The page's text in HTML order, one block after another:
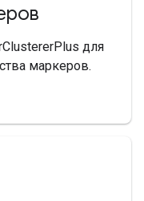
для
маркеров.